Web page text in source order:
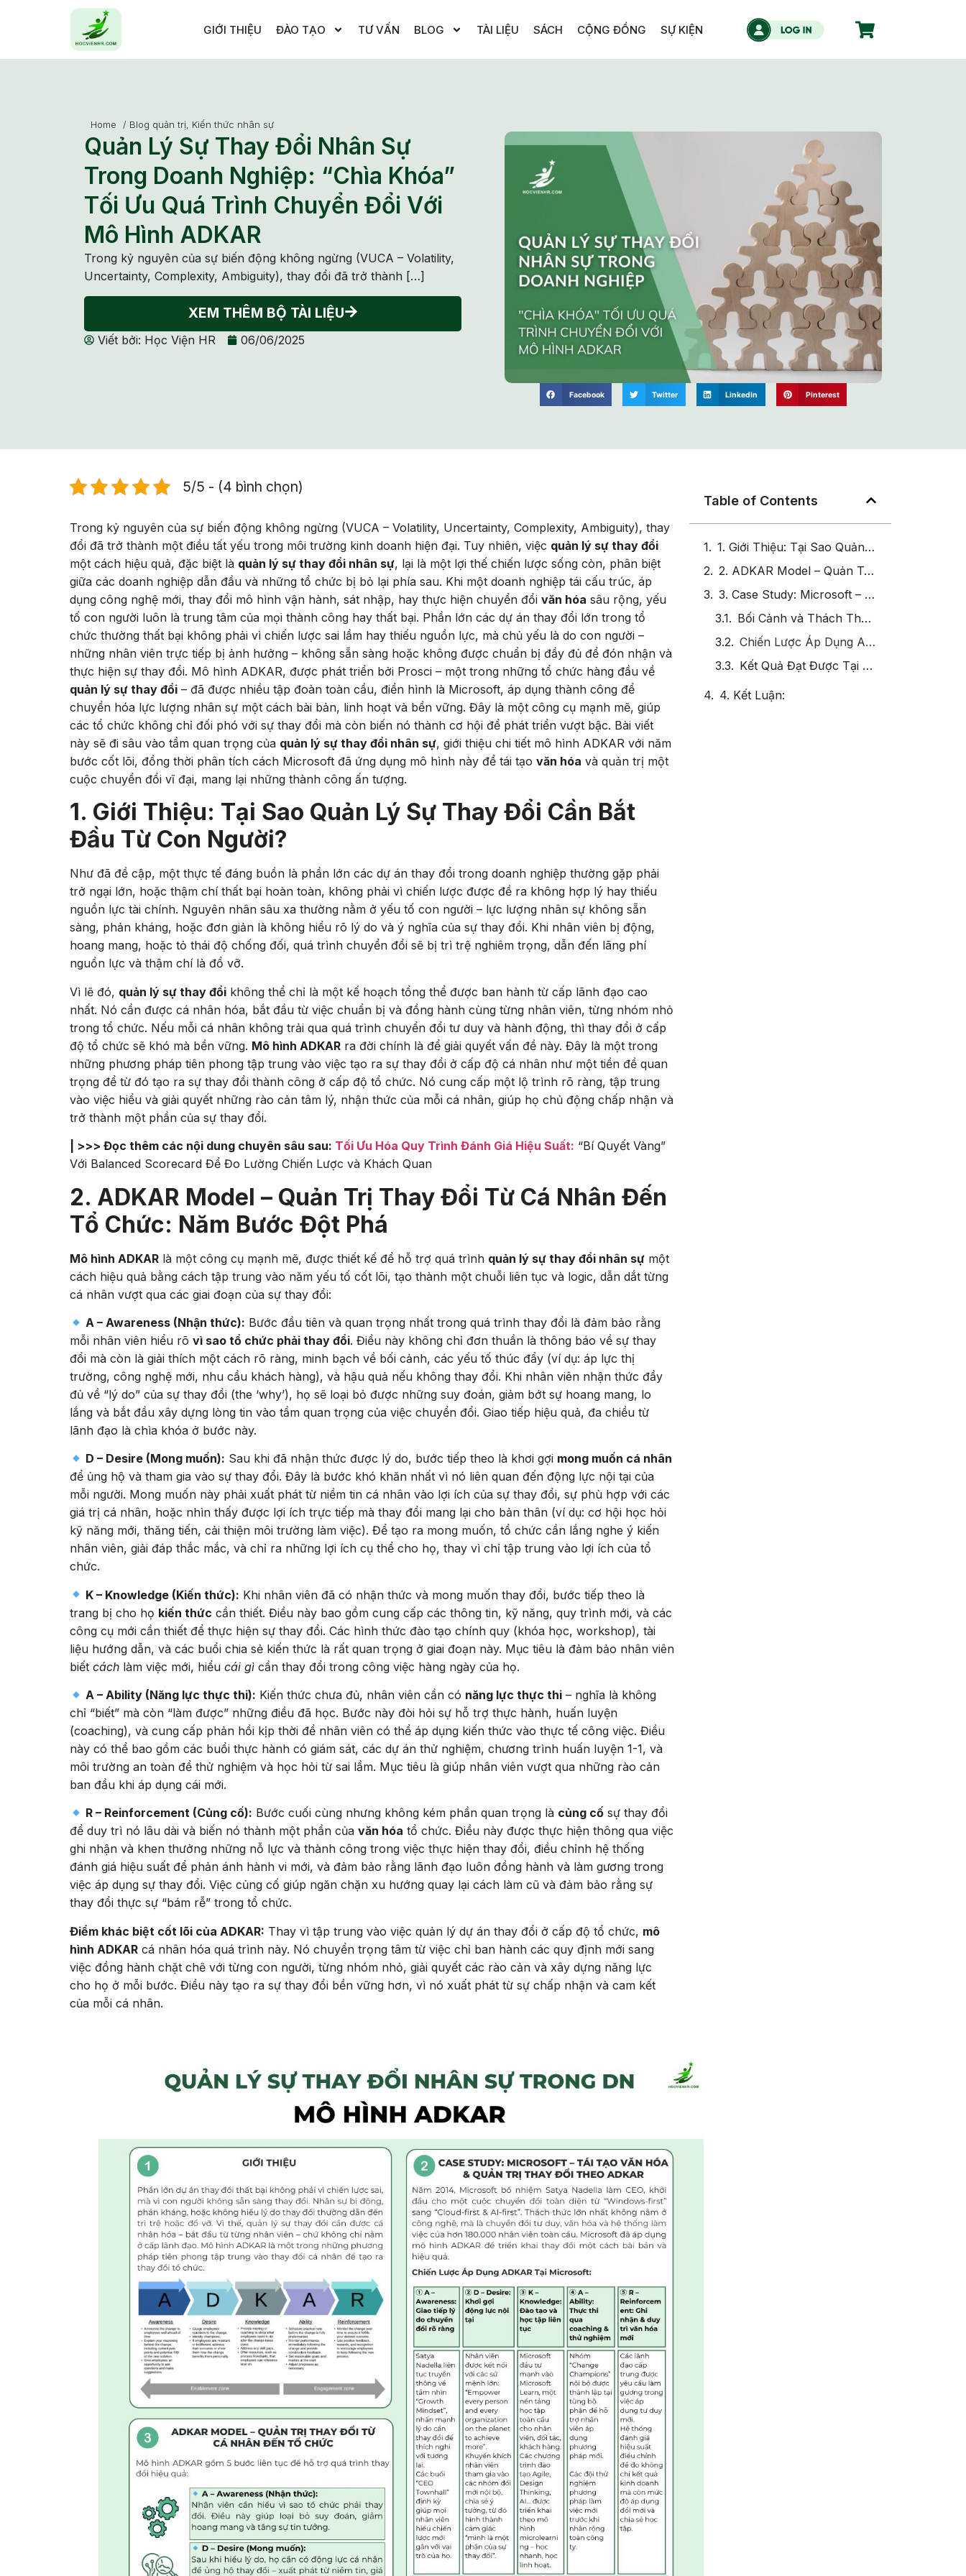
GIỚI THIỆU ĐÀO TẠO TƯ VẤN BLOG TÀI LIỆU SÁCH CỘNG ĐỒNG SỰ KIỆN
Home / Blog quản trị, Kiến thức nhân sự
Quản Lý Sự Thay Đổi Nhân Sự
Trong Doanh Nghiệp: “Chìa Khóa”
Tối Ưu Quá Trình Chuyển Đổi Với
Mô Hình ADKAR
Trong kỷ nguyên của sự biến động không ngừng (VUCA – Volatility,
Uncertainty, Complexity, Ambiguity), thay đổi đã trở thành […]
XEM THÊM BỘ TÀI LIỆU
Viết bởi: Học Viện HR 06/06/2025
Facebook Twitter LinkedIn Pinterest
5/5 - (4 bình chọn)
Trong kỷ nguyên của sự biến động không ngừng (VUCA – Volatility, Uncertainty, Complexity, Ambiguity), thay
đổi đã trở thành một điều tất yếu trong môi trường kinh doanh hiện đại. Tuy nhiên, việc quản lý sự thay đổi
một cách hiệu quả, đặc biệt là quản lý sự thay đổi nhân sự, lại là một lợi thế chiến lược sống còn, phân biệt
giữa các doanh nghiệp dẫn đầu và những tổ chức bị bỏ lại phía sau. Khi một doanh nghiệp tái cấu trúc, áp
dụng công nghệ mới, thay đổi mô hình vận hành, sát nhập, hay thực hiện chuyển đổi văn hóa sâu rộng, yếu
tố con người luôn là trung tâm của mọi thành công hay thất bại. Phần lớn các dự án thay đổi lớn trong tổ
chức thường thất bại không phải vì chiến lược sai lầm hay thiếu nguồn lực, mà chủ yếu là do con người –
những nhân viên trực tiếp bị ảnh hưởng – không sẵn sàng hoặc không được chuẩn bị đầy đủ để đón nhận và
thực hiện sự thay đổi. Mô hình ADKAR, được phát triển bởi Prosci – một trong những tổ chức hàng đầu về
quản lý sự thay đổi – đã được nhiều tập đoàn toàn cầu, điển hình là Microsoft, áp dụng thành công để
chuyển hóa lực lượng nhân sự một cách bài bản, linh hoạt và bền vững. Đây là một công cụ mạnh mẽ, giúp
các tổ chức không chỉ đối phó với sự thay đổi mà còn biến nó thành cơ hội để phát triển vượt bậc. Bài viết
này sẽ đi sâu vào tầm quan trọng của quản lý sự thay đổi nhân sự, giới thiệu chi tiết mô hình ADKAR với năm
bước cốt lõi, đồng thời phân tích cách Microsoft đã ứng dụng mô hình này để tái tạo văn hóa và quản trị một
cuộc chuyển đổi vĩ đại, mang lại những thành công ấn tượng.
1. Giới Thiệu: Tại Sao Quản Lý Sự Thay Đổi Cần Bắt
Đầu Từ Con Người?
Như đã đề cập, một thực tế đáng buồn là phần lớn các dự án thay đổi trong doanh nghiệp thường gặp phải
trở ngại lớn, hoặc thậm chí thất bại hoàn toàn, không phải vì chiến lược được đề ra không hợp lý hay thiếu
nguồn lực tài chính. Nguyên nhân sâu xa thường nằm ở yếu tố con người – lực lượng nhân sự không sẵn
sàng, phản kháng, hoặc đơn giản là không hiểu rõ lý do và ý nghĩa của sự thay đổi. Khi nhân viên bị động,
hoang mang, hoặc tỏ thái độ chống đối, quá trình chuyển đổi sẽ bị trì trệ nghiêm trọng, dẫn đến lãng phí
nguồn lực và thậm chí là đổ vỡ.
Vì lẽ đó, quản lý sự thay đổi không thể chỉ là một kế hoạch tổng thể được ban hành từ cấp lãnh đạo cao
nhất. Nó cần được cá nhân hóa, bắt đầu từ việc chuẩn bị và đồng hành cùng từng nhân viên, từng nhóm nhỏ
trong tổ chức. Nếu mỗi cá nhân không trải qua quá trình chuyển đổi tư duy và hành động, thì thay đổi ở cấp
độ tổ chức sẽ khó mà bền vững. Mô hình ADKAR ra đời chính là để giải quyết vấn đề này. Đây là một trong
những phương pháp tiên phong tập trung vào việc tạo ra sự thay đổi ở cấp độ cá nhân như một tiền đề quan
trọng để từ đó tạo ra sự thay đổi thành công ở cấp độ tổ chức. Nó cung cấp một lộ trình rõ ràng, tập trung
vào việc hiểu và giải quyết những rào cản tâm lý, nhận thức của mỗi cá nhân, giúp họ chủ động chấp nhận và
trở thành một phần của sự thay đổi.
| >>> Đọc thêm các nội dung chuyên sâu sau: Tối Ưu Hóa Quy Trình Đánh Giá Hiệu Suất: “Bí Quyết Vàng”
Với Balanced Scorecard Để Đo Lường Chiến Lược và Khách Quan
2. ADKAR Model – Quản Trị Thay Đổi Từ Cá Nhân Đến
Tổ Chức: Năm Bước Đột Phá
Mô hình ADKAR là một công cụ mạnh mẽ, được thiết kế để hỗ trợ quá trình quản lý sự thay đổi nhân sự một
cách hiệu quả bằng cách tập trung vào năm yếu tố cốt lõi, tạo thành một chuỗi liên tục và logic, dẫn dắt từng
cá nhân vượt qua các giai đoạn của sự thay đổi:
A – Awareness (Nhận thức): Bước đầu tiên và quan trọng nhất trong quá trình thay đổi là đảm bảo rằng
mỗi nhân viên hiểu rõ vì sao tổ chức phải thay đổi. Điều này không chỉ đơn thuần là thông báo về sự thay
đổi mà còn là giải thích một cách rõ ràng, minh bạch về bối cảnh, các yếu tố thúc đẩy (ví dụ: áp lực thị
trường, công nghệ mới, nhu cầu khách hàng), và hậu quả nếu không thay đổi. Khi nhân viên nhận thức đầy
đủ về “lý do” của sự thay đổi (the ‘why’), họ sẽ loại bỏ được những suy đoán, giảm bớt sự hoang mang, lo
lắng và bắt đầu xây dựng lòng tin vào tầm quan trọng của việc chuyển đổi. Giao tiếp hiệu quả, đa chiều từ
lãnh đạo là chìa khóa ở bước này.
D – Desire (Mong muốn): Sau khi đã nhận thức được lý do, bước tiếp theo là khơi gợi mong muốn cá nhân
để ủng hộ và tham gia vào sự thay đổi. Đây là bước khó khăn nhất vì nó liên quan đến động lực nội tại của
mỗi người. Mong muốn này phải xuất phát từ niềm tin cá nhân vào lợi ích của sự thay đổi, sự phù hợp với các
giá trị cá nhân, hoặc nhìn thấy được lợi ích trực tiếp mà thay đổi mang lại cho bản thân (ví dụ: cơ hội học hỏi
kỹ năng mới, thăng tiến, cải thiện môi trường làm việc). Để tạo ra mong muốn, tổ chức cần lắng nghe ý kiến
nhân viên, giải đáp thắc mắc, và chỉ ra những lợi ích cụ thể cho họ, thay vì chỉ tập trung vào lợi ích của tổ
chức.
K – Knowledge (Kiến thức): Khi nhân viên đã có nhận thức và mong muốn thay đổi, bước tiếp theo là
trang bị cho họ kiến thức cần thiết. Điều này bao gồm cung cấp các thông tin, kỹ năng, quy trình mới, và các
công cụ mới cần thiết để thực hiện sự thay đổi. Các hình thức đào tạo chính quy (khóa học, workshop), tài
liệu hướng dẫn, và các buổi chia sẻ kiến thức là rất quan trọng ở giai đoạn này. Mục tiêu là đảm bảo nhân viên
biết cách làm việc mới, hiểu cái gì cần thay đổi trong công việc hàng ngày của họ.
A – Ability (Năng lực thực thi): Kiến thức chưa đủ, nhân viên cần có năng lực thực thi – nghĩa là không
chỉ “biết” mà còn “làm được” những điều đã học. Bước này đòi hỏi sự hỗ trợ thực hành, huấn luyện
(coaching), và cung cấp phản hồi kịp thời để nhân viên có thể áp dụng kiến thức vào thực tế công việc. Điều
này có thể bao gồm các buổi thực hành có giám sát, các dự án thử nghiệm, chương trình huấn luyện 1-1, và
môi trường an toàn để thử nghiệm và học hỏi từ sai lầm. Mục tiêu là giúp nhân viên vượt qua những rào cản
ban đầu khi áp dụng cái mới.
R – Reinforcement (Củng cố): Bước cuối cùng nhưng không kém phần quan trọng là củng cố sự thay đổi
để duy trì nó lâu dài và biến nó thành một phần của văn hóa tổ chức. Điều này được thực hiện thông qua việc
ghi nhận và khen thưởng những nỗ lực và thành công trong việc thực hiện thay đổi, điều chỉnh hệ thống
đánh giá hiệu suất để phản ánh hành vi mới, và đảm bảo rằng lãnh đạo luôn đồng hành và làm gương trong
việc áp dụng sự thay đổi. Việc củng cố giúp ngăn chặn xu hướng quay lại cách làm cũ và đảm bảo rằng sự
thay đổi thực sự “bám rễ” trong tổ chức.
Điểm khác biệt cốt lõi của ADKAR: Thay vì tập trung vào việc quản lý dự án thay đổi ở cấp độ tổ chức, mô
hình ADKAR cá nhân hóa quá trình này. Nó chuyển trọng tâm từ việc chỉ ban hành các quy định mới sang
việc đồng hành chặt chẽ với từng con người, từng nhóm nhỏ, giải quyết các rào cản và xây dựng năng lực
cho họ ở mỗi bước. Điều này tạo ra sự thay đổi bền vững hơn, vì nó xuất phát từ sự chấp nhận và cam kết
của mỗi cá nhân.
Table of Contents
1. Giới Thiệu: Tại Sao Quản Lý Sự Thay Đổi Cần Bắt Đầu Từ Con Người?
2. ADKAR Model – Quản Trị Thay Đổi Từ Cá Nhân Đến Tổ Chức: Năm Bước Đột Phá
3. Case Study: Microsoft – Tái Tạo Văn Hóa & Quản Trị Thay Đổi Theo ADKAR “Cú Lội Ngược Dòng Vĩ Đại”
Bối Cảnh và Thách Thức Chuyển Đổi Tại Microsoft:
Chiến Lược Áp Dụng ADKAR Tại Microsoft:
Kết Quả Đạt Được Tại Microsoft:
4. Kết Luận: